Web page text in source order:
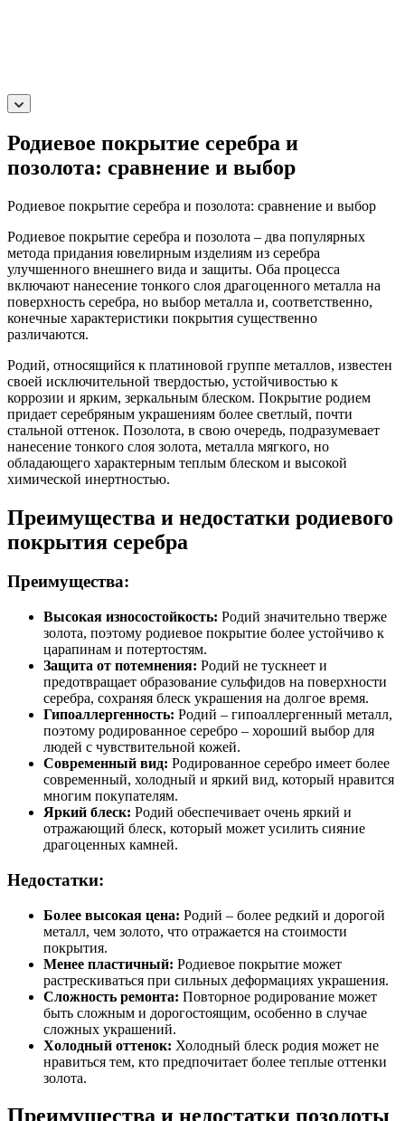
Родиевое покрытие серебра и
позолота: сравнение и выбор
Родиевое покрытие серебра и позолота: сравнение и выбор
Родиевое покрытие серебра и позолота – два популярных
метода придания ювелирным изделиям из серебра
улучшенного внешнего вида и защиты. Оба процесса
включают нанесение тонкого слоя драгоценного металла на
поверхность серебра, но выбор металла и, соответственно,
конечные характеристики покрытия существенно
различаются.
Родий, относящийся к платиновой группе металлов, известен
своей исключительной твердостью, устойчивостью к
коррозии и ярким, зеркальным блеском. Покрытие родием
придает серебряным украшениям более светлый, почти
стальной оттенок. Позолота, в свою очередь, подразумевает
нанесение тонкого слоя золота, металла мягкого, но
обладающего характерным теплым блеском и высокой
химической инертностью.
Преимущества и недостатки родиевого
покрытия серебра
Преимущества:
Высокая износостойкость: Родий значительно тверже
золота, поэтому родиевое покрытие более устойчиво к
царапинам и потертостям.
Защита от потемнения: Родий не тускнеет и
предотвращает образование сульфидов на поверхности
серебра, сохраняя блеск украшения на долгое время.
Гипоаллергенность: Родий – гипоаллергенный металл,
поэтому родированное серебро – хороший выбор для
людей с чувствительной кожей.
Современный вид: Родированное серебро имеет более
современный, холодный и яркий вид, который нравится
многим покупателям.
Яркий блеск: Родий обеспечивает очень яркий и
отражающий блеск, который может усилить сияние
драгоценных камней.
Недостатки:
Более высокая цена: Родий – более редкий и дорогой
металл, чем золото, что отражается на стоимости
покрытия.
Менее пластичный: Родиевое покрытие может
растрескиваться при сильных деформациях украшения.
Сложность ремонта: Повторное родирование может
быть сложным и дорогостоящим, особенно в случае
сложных украшений.
Холодный оттенок: Холодный блеск родия может не
нравиться тем, кто предпочитает более теплые оттенки
золота.
Преимущества и недостатки позолоты